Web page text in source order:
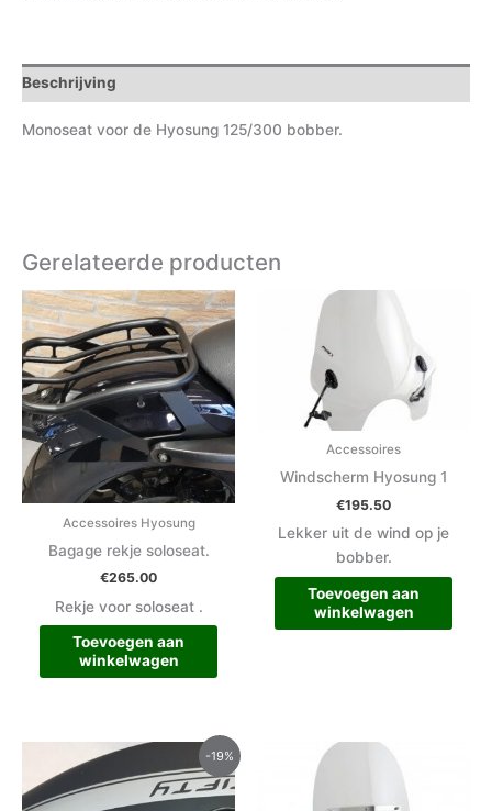
Beschrijving
Monoseat voor de Hyosung 125/300 bobber.
Gerelateerde producten
Accessoires Hyosung
Bagage rekje soloseat.
€265.00
Rekje voor soloseat .
Toevoegen aan
winkelwagen
Accessoires
Windscherm Hyosung 1
€195.50
Lekker uit de wind op je
bobber.
Toevoegen aan
winkelwagen
-19%
Oorspronkelijke
was:
€555.00.
Huidige
prijs
is:
€450.00.